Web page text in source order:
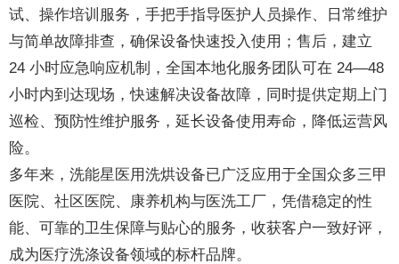
试、操作培训服务，手把手指导医护人员操作、日常维护
与简单故障排查，确保设备快速投入使用；售后，建立
24 小时应急响应机制，全国本地化服务团队可在 24—48
小时内到达现场，快速解决设备故障，同时提供定期上门
巡检、预防性维护服务，延长设备使用寿命，降低运营风
险。
多年来，洗能星医用洗烘设备已广泛应用于全国众多三甲
医院、社区医院、康养机构与医洗工厂，凭借稳定的性
能、可靠的卫生保障与贴心的服务，收获客户一致好评，
成为医疗洗涤设备领域的标杆品牌。